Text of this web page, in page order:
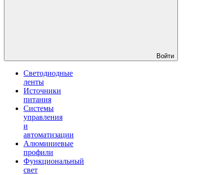
Войти
Светодиодные
ленты
Источники
питания
Системы
управления
и
автоматизации
Алюминиевые
профили
Функциональный
свет